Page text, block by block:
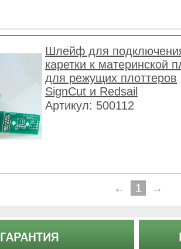
Шлейф для
каретки к материнской
для режущих плоттеров
SignCut и Redsail
Артикул: 500112
← 1 →
ГАРАНТИЯ